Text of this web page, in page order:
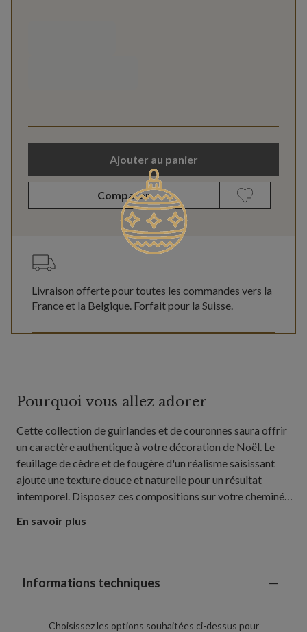
Ajouter au panier
Comparer
Livraison offerte pour toutes les commandes vers la
France et la Belgique. Forfait pour la Suisse.
Pourquoi vous allez adorer
Cette collection de guirlandes et de couronnes saura offrir
un caractère authentique à votre décoration de Noël. Le
feuillage de cèdre et de fougère d'un réalisme saisissant
ajoute une texture douce et naturelle pour un résultat
intemporel. Disposez ces compositions sur votre cheminée,
élégante et festive.
En savoir plus
Informations techniques
Choisissez les options souhaitées ci-dessus pour